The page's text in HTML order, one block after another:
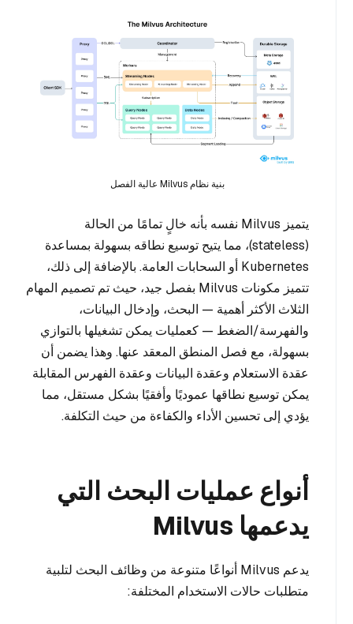
بنية نظام Milvus عالية الفصل
يتميز Milvus نفسه بأنه خالٍ تمامًا من الحالة
(stateless)، مما يتيح توسيع نطاقه بسهولة بمساعدة
Kubernetes أو السحابات العامة. بالإضافة إلى ذلك،
تتميز مكونات Milvus بفصل جيد، حيث تم تصميم المهام
الثلاث الأكثر أهمية — البحث، وإدخال البيانات،
والفهرسة/الضغط — كعمليات يمكن تشغيلها بالتوازي
بسهولة، مع فصل المنطق المعقد عنها. وهذا يضمن أن
عقدة الاستعلام وعقدة البيانات وعقدة الفهرس المقابلة
يمكن توسيع نطاقها عموديًا وأفقيًا بشكل مستقل، مما
يؤدي إلى تحسين الأداء والكفاءة من حيث التكلفة.
أنواع عمليات البحث التي
يدعمها Milvus
يدعم Milvus أنواعًا متنوعة من وظائف البحث لتلبية
متطلبات حالات الاستخدام المختلفة: